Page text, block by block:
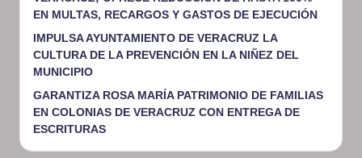
EN MULTAS, RECARGOS Y GASTOS DE EJECUCIÓN
IMPULSA AYUNTAMIENTO DE VERACRUZ LA
CULTURA DE LA PREVENCIÓN EN LA NIÑEZ DEL
MUNICIPIO
GARANTIZA ROSA MARÍA PATRIMONIO DE FAMILIAS
EN COLONIAS DE VERACRUZ CON ENTREGA DE
ESCRITURAS